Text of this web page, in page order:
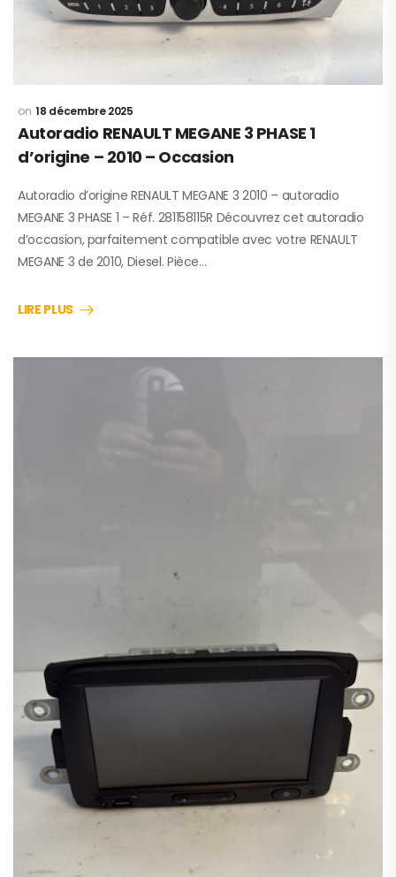
18 décembre 2025
Autoradio RENAULT MEGANE 3 PHASE 1
d’origine – 2010 – Occasion
Autoradio d’origine RENAULT MEGANE 3 2010 – autoradio
MEGANE 3 PHASE 1 – Réf. 281158115R Découvrez cet autoradio
d’occasion, parfaitement compatible avec votre RENAULT
MEGANE 3 de 2010, Diesel. Pièce…
LIRE PLUS